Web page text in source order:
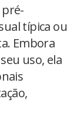
pré-
típica ou
Embora
uso, ela